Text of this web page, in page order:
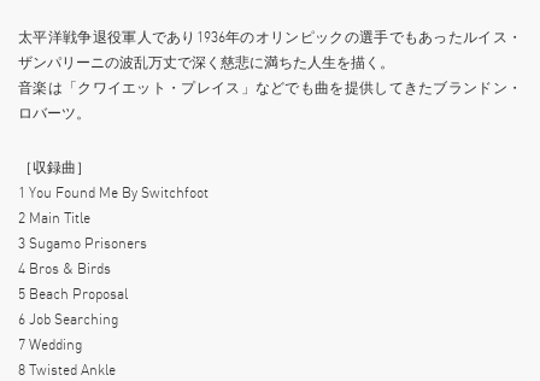
太平洋戦争退役軍人であり1936年のオリンピックの選手でもあったルイス・
ザンパリーニの波乱万丈で深く慈悲に満ちた人生を描く。
音楽は「クワイエット・プレイス」などでも曲を提供してきたブランドン・
ロバーツ。
［収録曲］
1 You Found Me By Switchfoot
2 Main Title
3 Sugamo Prisoners
4 Bros & Birds
5 Beach Proposal
6 Job Searching
7 Wedding
8 Twisted Ankle